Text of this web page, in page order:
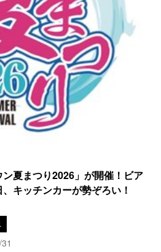
ン夏まつり2026」が開催！ビア
キッチンカーが勢ぞろい！